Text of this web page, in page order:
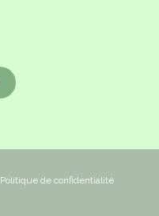
Politique de confidentialité